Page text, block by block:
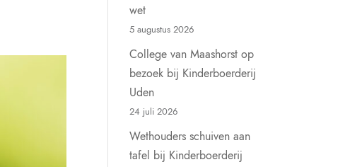
wet
5 augustus 2026
College van Maashorst op
bezoek bij Kinderboerderij
Uden
24 juli 2026
Wethouders schuiven aan
tafel bij Kinderboerderij